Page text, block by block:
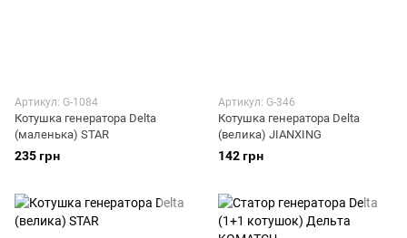
Артикул: G-1084
Котушка генератора Delta
(маленька) STAR
235 грн
Артикул: G-346
Котушка генератора Delta
(велика) JIANXING
142 грн